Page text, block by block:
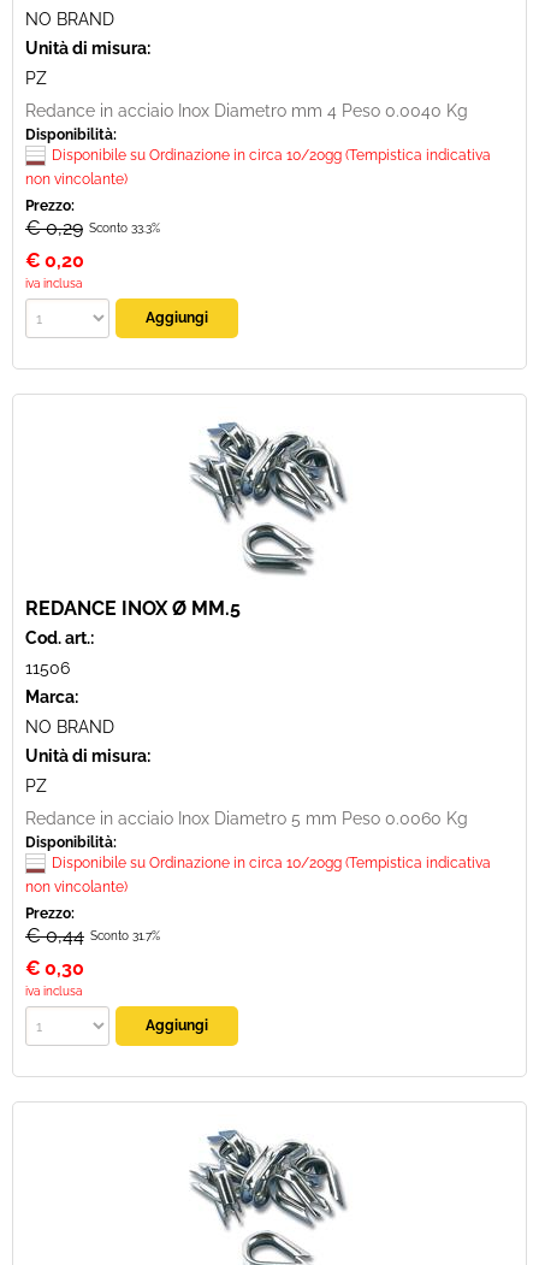
NO BRAND
Unità di misura:
PZ
Redance in acciaio Inox Diametro mm 4 Peso 0.0040 Kg
Disponibilità:
Disponibile su Ordinazione in circa 10/20gg (Tempistica indicativa
non vincolante)
Prezzo:
€ 0,29 Sconto 33.3%
€ 0,20
iva inclusa
REDANCE INOX Ø MM.5
Cod. art.:
11506
Marca:
NO BRAND
Unità di misura:
PZ
Redance in acciaio Inox Diametro 5 mm Peso 0.0060 Kg
Disponibilità:
Disponibile su Ordinazione in circa 10/20gg (Tempistica indicativa
non vincolante)
Prezzo:
€ 0,44 Sconto 31.7%
€ 0,30
iva inclusa